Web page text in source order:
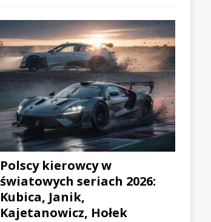
Polscy kierowcy w
światowych seriach 2026:
Kubica, Janik,
Kajetanowicz, Hołek